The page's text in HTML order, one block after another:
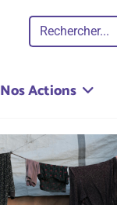
Nos Actions